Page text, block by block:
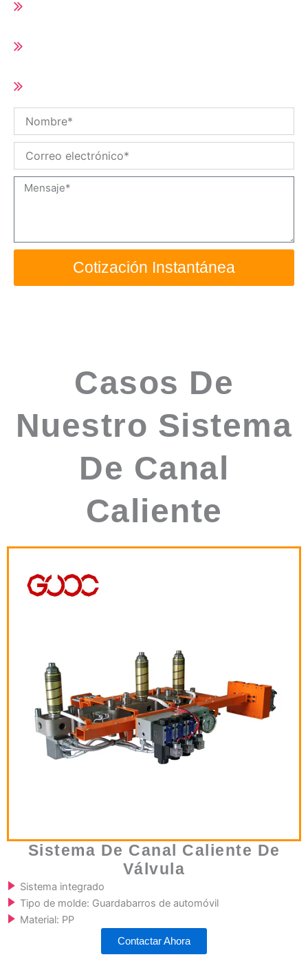
electrónico
Mensaje
Cotización Instantánea
Casos De
Nuestro Sistema
De Canal
Caliente
Sistema De Canal Caliente De
Válvula
Sistema integrado
Tipo de molde: Guardabarros de automóvil
Material: PP
Contactar Ahora